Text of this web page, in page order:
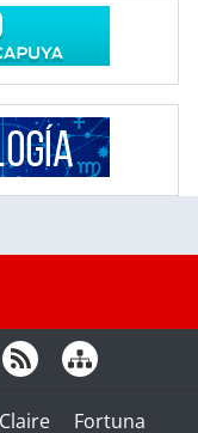
Fortuna